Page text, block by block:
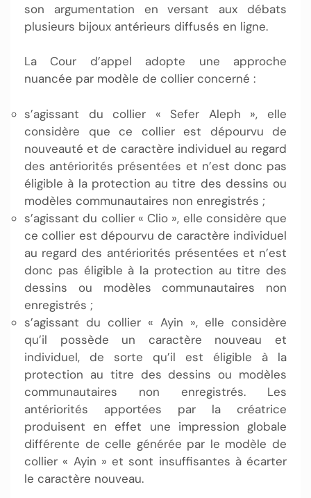
son argumentation en versant aux débats
plusieurs bijoux antérieurs diffusés en ligne.
La Cour d’appel adopte une approche
nuancée par modèle de collier concerné :
s’agissant du collier « Sefer Aleph », elle
considère que ce collier est dépourvu de
nouveauté et de caractère individuel au regard
des antériorités présentées et n’est donc pas
éligible à la protection au titre des dessins ou
modèles communautaires non enregistrés ;
s’agissant du collier « Clio », elle considère que
ce collier est dépourvu de caractère individuel
au regard des antériorités présentées et n’est
donc pas éligible à la protection au titre des
dessins ou modèles communautaires non
enregistrés ;
s’agissant du collier « Ayin », elle considère
qu’il possède un caractère nouveau et
individuel, de sorte qu’il est éligible à la
protection au titre des dessins ou modèles
communautaires non enregistrés. Les
antériorités apportées par la créatrice
produisent en effet une impression globale
différente de celle générée par le modèle de
collier « Ayin » et sont insuffisantes à écarter
le caractère nouveau.